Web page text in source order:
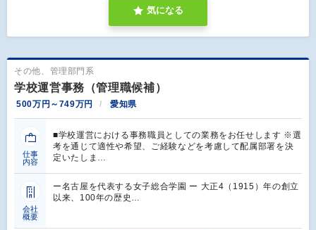
気になる
その他、管理部門系
学校運営事務（管理職候補）
500万円～749万円 愛知県
仕事
内容
■学校運営における事務職員としての業務をお任せします ※選
考を通じて適性や希望、ご経験などを考慮して配属部署を決
定いたしま…
会社
概要
ー名古屋を代表する女子総合学園 ー 大正4（1915）年の創立
以来、100年の歴史…